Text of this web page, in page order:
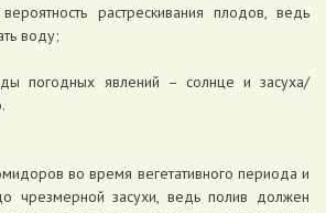
растрескивания плодов, ведь
воду;
погодных явлений – солнце и засуха/
во время вегетативного периода и
чрезмерной засухи, ведь полив должен